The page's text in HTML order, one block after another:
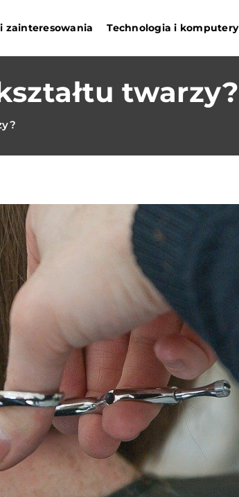
zainteresowania Technologia i komputery
twarzy?